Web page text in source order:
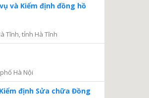
và Kiểm định đồng hồ
Tĩnh, tỉnh Hà Tĩnh
Hà Nội
định Sửa chữa Đồng